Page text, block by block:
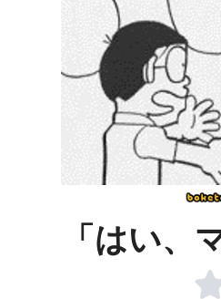
「はい